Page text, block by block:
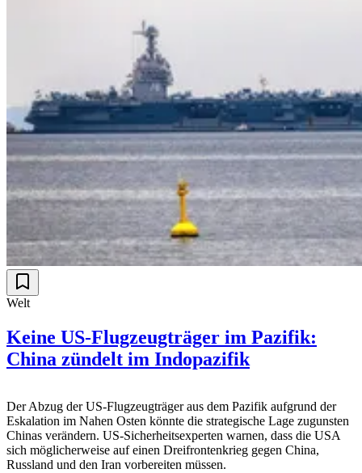
Welt
Keine US-Flugzeugträger im Pazifik:
China zündelt im Indopazifik
Der Abzug der US-Flugzeugträger aus dem Pazifik aufgrund der
Eskalation im Nahen Osten könnte die strategische Lage zugunsten
Chinas verändern. US-Sicherheitsexperten warnen, dass die USA
sich möglicherweise auf einen Dreifrontenkrieg gegen China,
Russland und den Iran vorbereiten müssen.